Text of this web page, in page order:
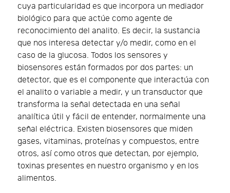
cuya particularidad es que incorpora un mediador
biológico para que actúe como agente de
reconocimiento del analito. Es decir, la sustancia
que nos interesa detectar y/o medir, como en el
caso de la glucosa. Todos los sensores y
biosensores están formados por dos partes: un
detector, que es el componente que interactúa con
el analito o variable a medir, y un transductor que
transforma la señal detectada en una señal
analítica útil y fácil de entender, normalmente una
señal eléctrica. Existen biosensores que miden
gases, vitaminas, proteínas y compuestos, entre
otros, así como otros que detectan, por ejemplo,
toxinas presentes en nuestro organismo y en los
alimentos.